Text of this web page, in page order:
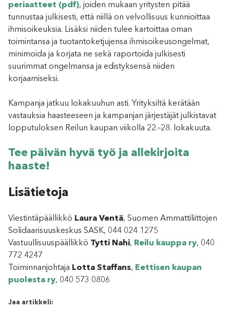
periaatteet (pdf), joiden mukaan yritysten pitää
tunnustaa julkisesti, että niillä on velvollisuus kunnioittaa
ihmisoikeuksia. Lisäksi niiden tulee kartoittaa oman
toimintansa ja tuotantoketjujensa ihmisoikeusongelmat,
minimoida ja korjata ne sekä raportoida julkisesti
suurimmat ongelmansa ja edistyksensä niiden
korjaamiseksi.
Kampanja jatkuu lokakuuhun asti. Yrityksiltä kerätään
vastauksia haasteeseen ja kampanjan järjestäjät julkistavat
lopputuloksen Reilun kaupan viikolla 22.–28. lokakuuta.
Tee päivän hyvä työ ja allekirjoita
haaste!
Lisätietoja
Viestintäpäällikkö Laura Ventä, Suomen Ammattiliittojen
Solidaarisuuskeskus SASK, 044 024 1275
Vastuullisuuspäällikkö Tytti Nahi, Reilu kauppa ry, 040
772 4247
Toiminnanjohtaja Lotta Staffans, Eettisen kaupan
puolesta ry, 040 573 0806
Jaa artikkeli: